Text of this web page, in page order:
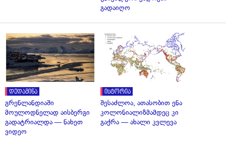
გადაიღო
დედამიწა
გრენლანდიაში
მოულოდნელად აისბერგი
გადატრიალდა — ნახეთ
ვიდეო
ისტორია
შესაძლოა, ათასობით ენა
კოლონიალიზმამდეც კი
გაქრა — ახალი კვლევა